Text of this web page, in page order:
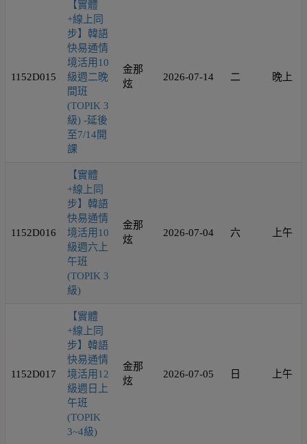
1152D015
【實體
+線上同
步】韓語
快易通情
境活用10
級週二晚
間班
(TOPIK 3
級) -延後
至7/14開
課
金那
炫
2026-07-14 二 晚上
1152D016
【實體
+線上同
步】韓語
快易通情
境活用10
級週六上
午班
(TOPIK 3
級)
金那
炫
2026-07-04 六 上午
1152D017
【實體
+線上同
步】韓語
快易通情
境活用12
級週日上
午班
(TOPIK
3~4級)
金那
炫
2026-07-05 日 上午